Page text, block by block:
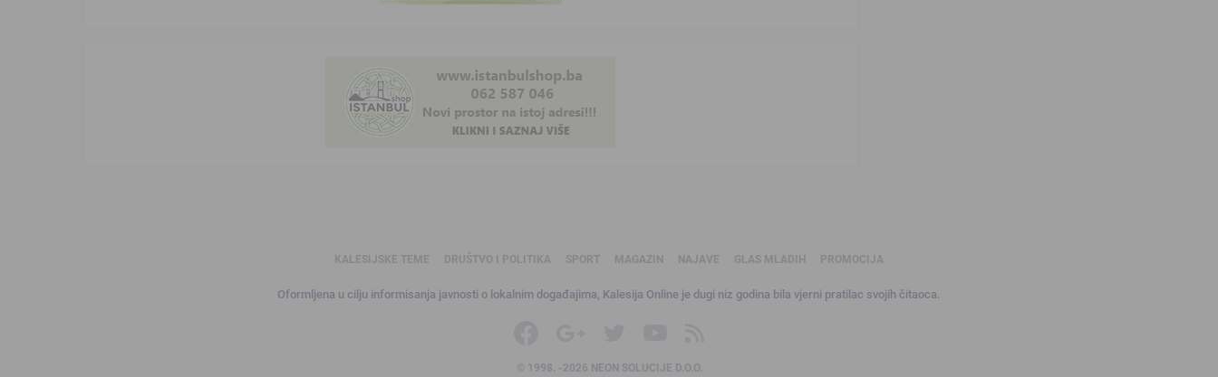
KALESIJSKE TEME DRUŠTVO I POLITIKA SPORT MAGAZIN NAJAVE GLAS MLADIH PROMOCIJA
Oformljena u cilju informisanja javnosti o lokalnim događajima, Kalesija Online je dugi niz godina bila vjerni pratilac svojih čitaoca.
© 1998. -2026 NEON SOLUCIJE D.O.O.